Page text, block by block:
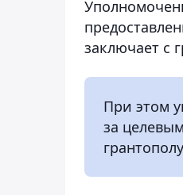
заключает с
При этом
за